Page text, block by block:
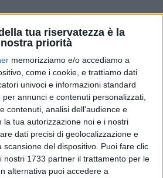
tua riservatezza è la
nostra priorità
memorizziamo e/o accediamo a
come i cookie, e trattiamo dati
univoci e informazioni standard
annunci e contenuti personalizzati,
contenuti, analisi dell'audience e
la tua autorizzazione noi e i nostri
dati precisi di geolocalizzazione e
scansione del dispositivo. Puoi fare clic
nostri 1733 partner il trattamento per le
alternativa puoi accedere a
, alle ore 18:00, nellasala Padre
dei Martiri) si terrà la
I vincitori sono stati scelti
espresse sulla pagina Facebook del
dei15 disegni vincitori, in ordine
consegnato lo stesso premio: